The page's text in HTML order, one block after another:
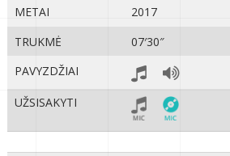
METAI
2017
TRUKMĖ
07′30″
PAVYZDŽIAI
UŽSISAKYTI